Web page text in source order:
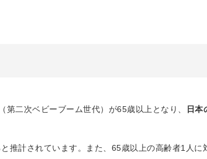
二次ベビーブーム世代）が65歳以上となり、 日本
計されています。また、65歳以上の高齢者1人